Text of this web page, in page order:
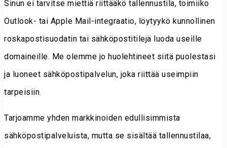
Sinun ei tarvitse miettiä riittääkö tallennustila, toimiiko
Outlook- tai Apple Mail-integraatio, löytyykö kunnollinen
roskapostisuodatin tai sähköpostitilejä luoda useille
domaineille. Me olemme jo huolehtineet siitä puolestasi
ja luoneet sähköpostipalvelun, joka riittää useimpiin
tarpeisiin.
Tarjoamme yhden markkinoiden edullisimmista
sähköpostipalveluista, mutta se sisältää tallennustilaa,